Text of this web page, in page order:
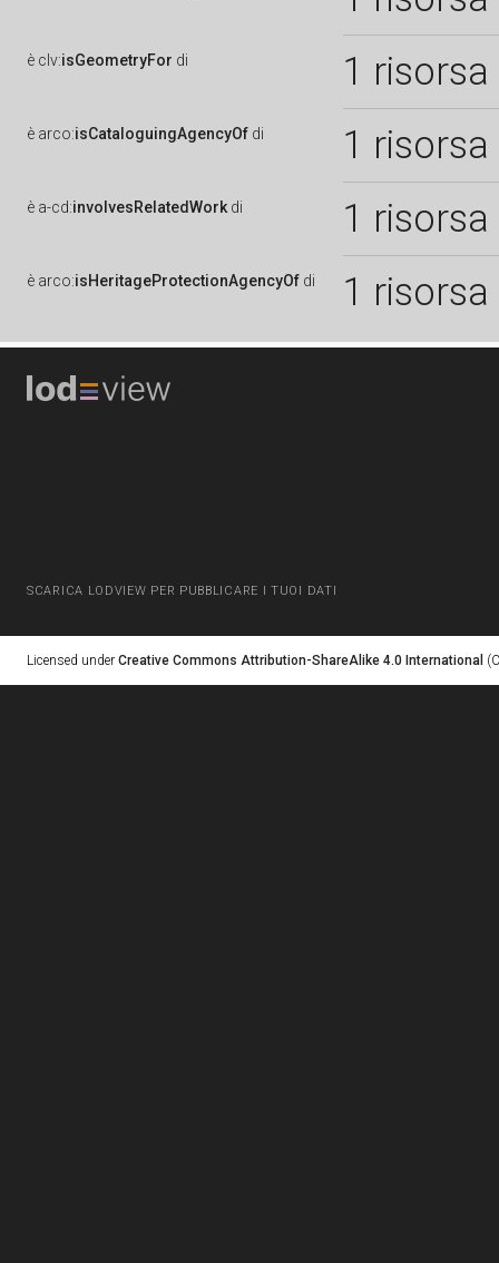
è clv:isGeometryFor di 1 risorsa
è arco:isCataloguingAgencyOf di 1 risorsa
è a-cd:involvesRelatedWork di 1 risorsa
è arco:isHeritageProtectionAgencyOf di 1 risorsa
SCARICA LODVIEW PER PUBBLICARE I TUOI DATI
Licensed under Creative Commons Attribution-ShareAlike 4.0 International